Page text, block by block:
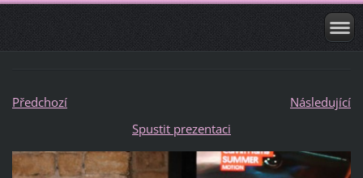
Předchozí
Následující
Spustit prezentaci